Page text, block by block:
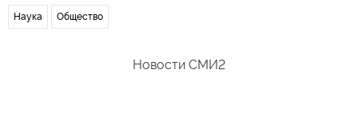
Наука Общество
Новости СМИ2